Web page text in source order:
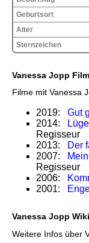
Geburtsort
Alter
Sternzeichen
Vanessa Jopp
Filme mit Vanessa
2019: Gut
2014:
Regisseur
2013:
Der
2007:
Regisseur
2006:
2001:
Vanessa Jopp Wiki
Weitere Infos über